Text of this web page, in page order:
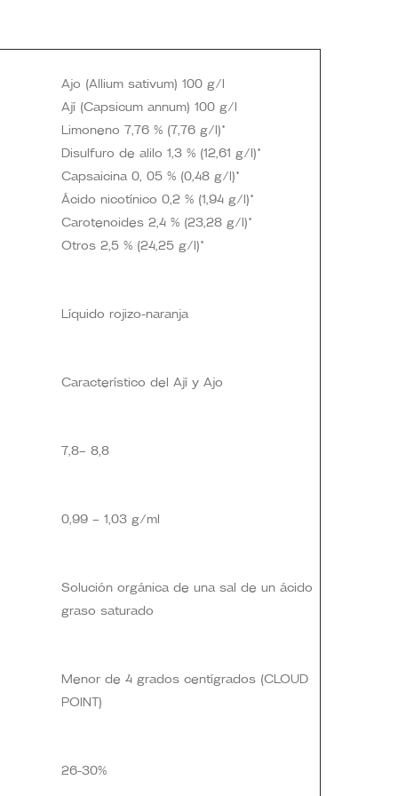
Ajo (Allium sativum) 100 g/l
Ají (Capsicum annum) 100 g/l
Limoneno 7,76 % (7,76 g/l)*
Disulfuro de alilo 1,3 % (12,61 g/l)*
Capsaicina 0, 05 % (0,48 g/l)*
Ácido nicotínico 0,2 % (1,94 g/l)*
Carotenoides 2,4 % (23,28 g/l)*
Otros 2,5 % (24,25 g/l)*
Líquido rojizo-naranja
Característico del Ají y Ajo
7,8– 8,8
0,99 – 1,03 g/ml
Solución orgánica de una sal de un ácido
graso saturado
Menor de 4 grados centígrados (CLOUD
POINT)
26-30%